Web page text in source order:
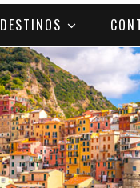
DESTINOS